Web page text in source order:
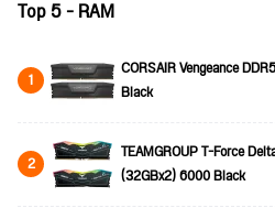
Top 5 - RAM
1
CORSAIR Vengeance
Black
2
TEAMGROUP T-Force
(32GBx2) 6000 Black